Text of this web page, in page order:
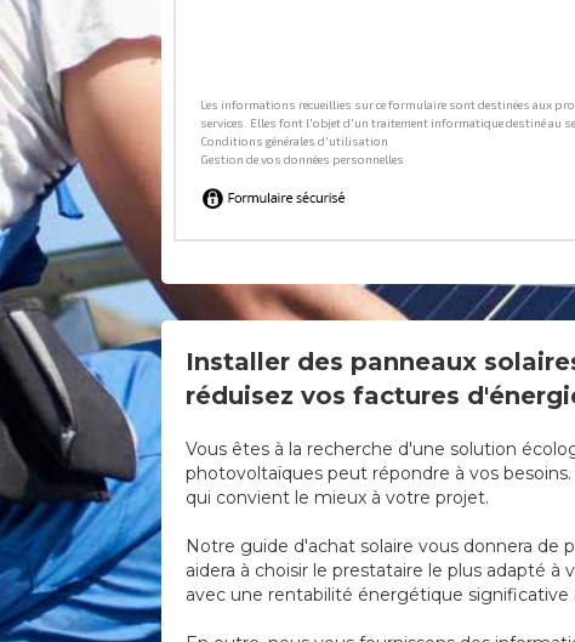
Installer des panneaux
réduisez vos factures
Vous êtes à la recherche d'une solution
photovoltaïques peut répondre à vos
qui convient le mieux à votre projet.
Notre guide d'achat solaire vous donnera de
aidera à choisir le prestataire le plus adapté
avec une rentabilité énergétique significative